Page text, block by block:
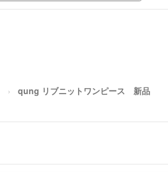
qung リブニットワンピース 新品